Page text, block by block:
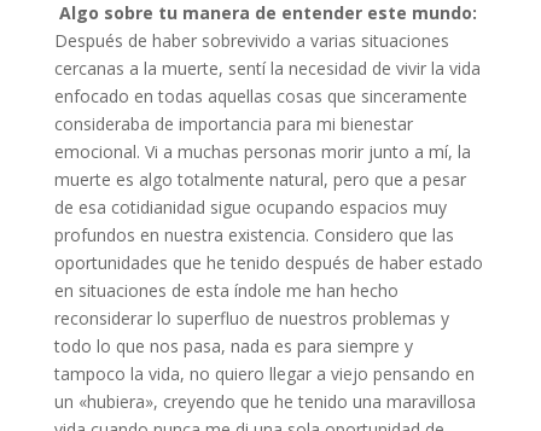
Algo sobre tu manera de entender este mundo:
Después de haber sobrevivido a varias situaciones
cercanas a la muerte, sentí la necesidad de vivir la vida
enfocado en todas aquellas cosas que sinceramente
consideraba de importancia para mi bienestar
emocional. Vi a muchas personas morir junto a mí, la
muerte es algo totalmente natural, pero que a pesar
de esa cotidianidad sigue ocupando espacios muy
profundos en nuestra existencia. Considero que las
oportunidades que he tenido después de haber estado
en situaciones de esta índole me han hecho
reconsiderar lo superfluo de nuestros problemas y
todo lo que nos pasa, nada es para siempre y
tampoco la vida, no quiero llegar a viejo pensando en
un «hubiera», creyendo que he tenido una maravillosa